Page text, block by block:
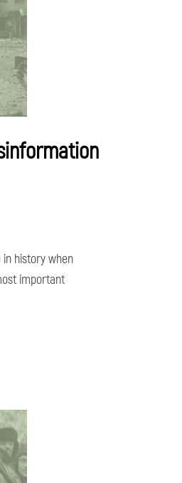
history when
important